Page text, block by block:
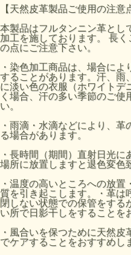
【天然皮革製品ご使用の注意
本製品はフルタンニン革とし
加工を施しております。 長
の点にご注意下さい。
・染色加工商品は、場合に
することがあります。汗、雨
に淡い色の衣服（ホワイトデ
く場合、汗の多い季節のご使
い。
・雨滴・水滴などにより、
る場合があります。
・長時間（期間）直射日光
場所に放置しますと退色変色
・温度の高いところへの放
質を引き起こします。・革は
閉しない状態での保管をする
い所で日影干しをすることを
・風合いを保つために天然
でケアすることをおすすめし